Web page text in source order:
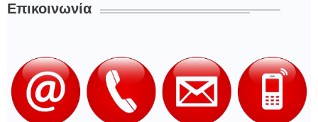
Επικοινωνία